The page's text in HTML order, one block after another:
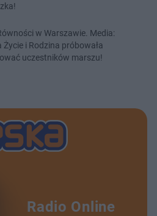
w Warszawie. Media:
Życie i Rodzina próbowała
uczestników marszu!
Radio Online